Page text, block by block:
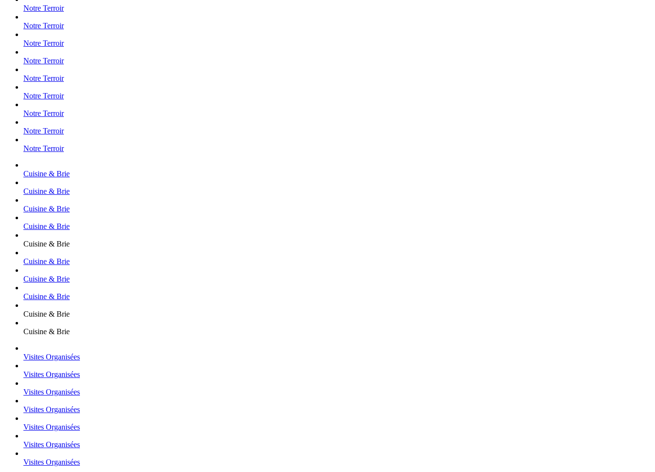
Notre Terroir
Notre Terroir
Notre Terroir
Notre Terroir
Notre Terroir
Notre Terroir
Notre Terroir
Notre Terroir
Notre Terroir
Cuisine & Brie
Cuisine & Brie
Cuisine & Brie
Cuisine & Brie
Cuisine & Brie
Cuisine & Brie
Cuisine & Brie
Cuisine & Brie
Cuisine & Brie
Cuisine & Brie
Visites Organisées
Visites Organisées
Visites Organisées
Visites Organisées
Visites Organisées
Visites Organisées
Visites Organisées